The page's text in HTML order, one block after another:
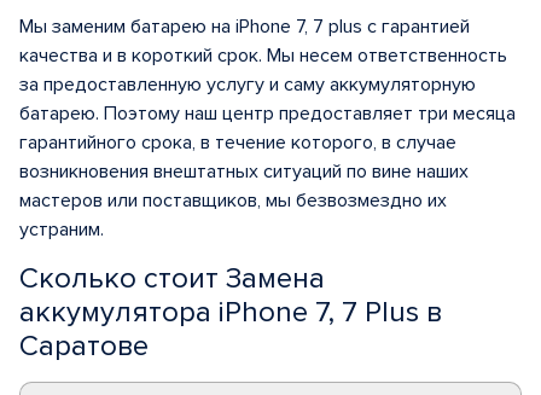
Мы заменим батарею на iPhone 7, 7 plus с гарантией
качества и в короткий срок. Мы несем ответственность
за предоставленную услугу и саму аккумуляторную
батарею. Поэтому наш центр предоставляет три месяца
гарантийного срока, в течение которого, в случае
возникновения внештатных ситуаций по вине наших
мастеров или поставщиков, мы безвозмездно их
устраним.
Сколько стоит Замена
аккумулятора iPhone 7, 7 Plus в
Саратове